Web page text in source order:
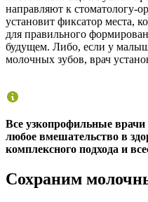
направляют к стоматологу-
установит фиксатор места,
для правильного
будущем. Либо, если у
молочных зубов, врач
Все узкопрофильные
любое вмешательство в
комплексного подхода и
Сохраним